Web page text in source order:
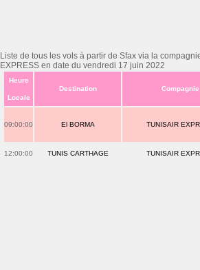
Liste de tous les vols à partir de Sfax via la
EXPRESS en date du vendredi 17 juin 2022
Heure
Locale
Destination Compagnie
09:00:00 El BORMA TUNISAIR
12:00:00 TUNIS CARTHAGE TUNISAIR